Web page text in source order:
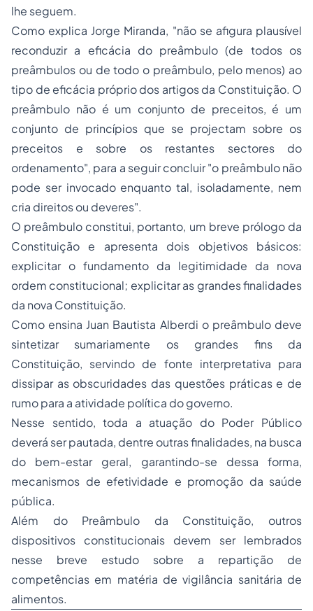
lhe seguem.
Como explica Jorge Miranda, "não se afigura plausível
reconduzir a eficácia do preâmbulo (de todos os
preâmbulos ou de todo o preâmbulo, pelo menos) ao
tipo de eficácia próprio dos artigos da Constituição. O
preâmbulo não é um conjunto de preceitos, é um
conjunto de princípios que se projectam sobre os
preceitos e sobre os restantes sectores do
ordenamento", para a seguir concluir "o preâmbulo não
pode ser invocado enquanto tal, isoladamente, nem
cria direitos ou deveres".
O preâmbulo constitui, portanto, um breve prólogo da
Constituição e apresenta dois objetivos básicos:
explicitar o fundamento da legitimidade da nova
ordem constitucional; explicitar as grandes finalidades
da nova Constituição.
Como ensina Juan Bautista Alberdi o preâmbulo deve
sintetizar sumariamente os grandes fins da
Constituição, servindo de fonte interpretativa para
dissipar as obscuridades das questões práticas e de
rumo para a atividade política do governo.
Nesse sentido, toda a atuação do Poder Público
deverá ser pautada, dentre outras finalidades, na busca
do bem-estar geral, garantindo-se dessa forma,
mecanismos de efetividade e promoção da saúde
pública.
Além do Preâmbulo da Constituição, outros
dispositivos constitucionais devem ser lembrados
nesse breve estudo sobre a repartição de
competências em matéria de vigilância sanitária de
alimentos.